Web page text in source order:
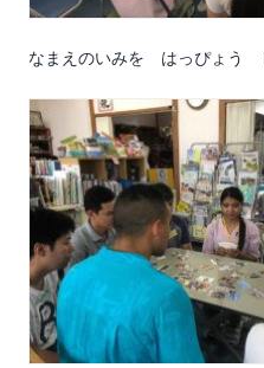
なまえのいみを はっぴょう